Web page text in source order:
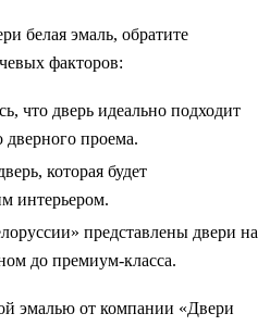
белая эмаль, обратите
факторов:
что дверь идеально подходит
дверного проема.
которая будет
интерьером.
представлены двери на
до премиум-класса.
эмалью от компании «Двери